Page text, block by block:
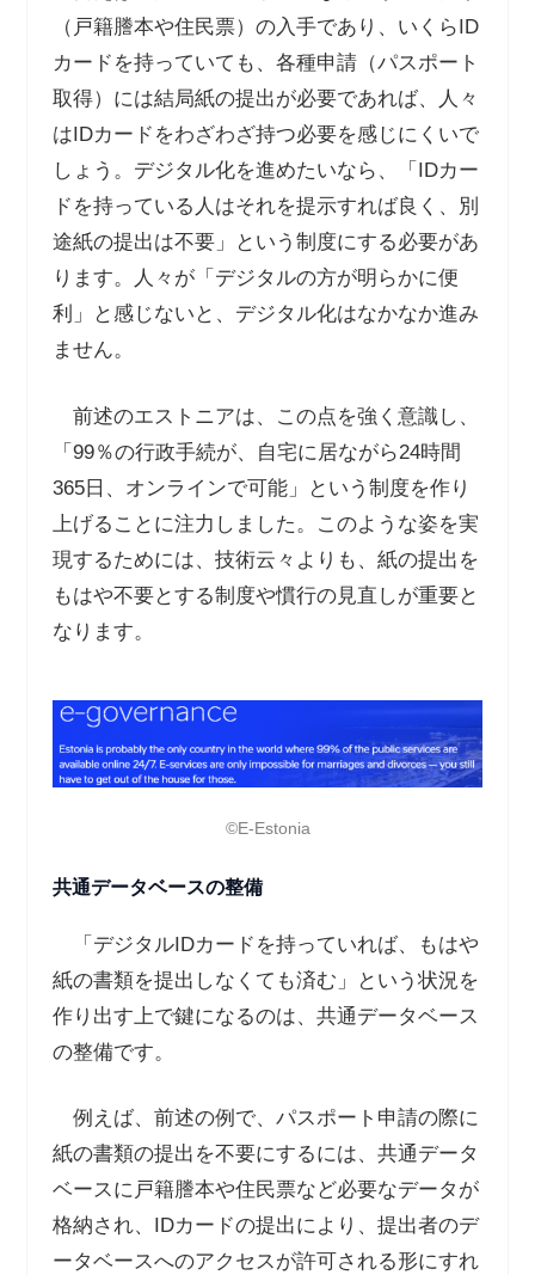
（戸籍謄本や住民票）の入手であり、いくらID
カードを持っていても、各種申請（パスポート
取得）には結局紙の提出が必要であれば、人々
はIDカードをわざわざ持つ必要を感じにくいで
しょう。デジタル化を進めたいなら、「 IDカー
ドを持っている人はそれを提示すれば良く、別
途紙の提出は不要」という制度にする必要があ
ります。人々が「デジタルの方が明らかに便
利」と感じないと、デジタル化はなかなか進み
ません。
前述のエストニアは、この点を強く意識し、
「 99％の行政手続が、自宅に居ながら24時間
365日、オンラインで可能」という制度を作り
上げることに注力しました。このような姿を実
現するためには、技術云々よりも、紙の提出を
もはや不要とする制度や慣行の見直しが重要と
なります。
©️E-Estonia
共通データベースの整備
「デジタルIDカードを持っていれば、もはや
紙の書類を提出しなくても済む」という状況を
作り出す上で鍵になるのは、共通データベース
の整備です。
例えば、前述の例で、パスポート申請の際に
紙の書類の提出を不要にするには、共通データ
ベースに戸籍謄本や住民票など必要なデータが
格納され、
IDカードの提出により、提出者のデ
ータベースへのアクセスが許可される形にすれ